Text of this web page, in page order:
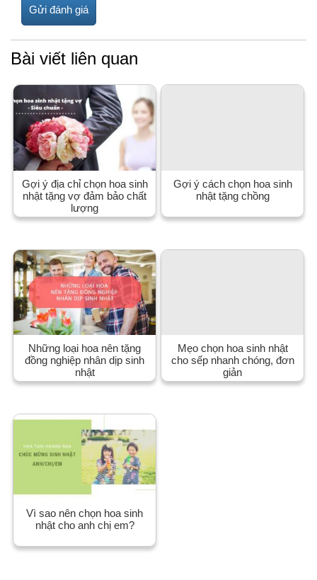
Bài viết liên quan
Gợi ý địa chỉ chọn hoa sinh
nhật tặng vợ đảm bảo chất
lượng
Gợi ý cách chọn hoa sinh
nhật tặng chồng
Những loại hoa nên tặng
đồng nghiệp nhân dịp sinh
nhật
Mẹo chọn hoa sinh nhật
cho sếp nhanh chóng, đơn
giản
Vì sao nên chọn hoa sinh
nhật cho anh chị em?